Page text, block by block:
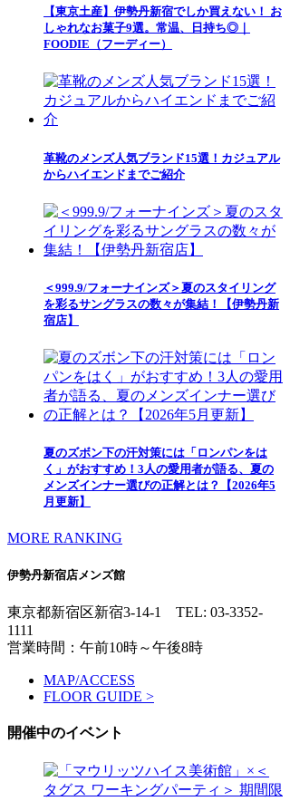
【東京土産】伊勢丹新宿でしか買えない！ お
しゃれなお菓子9選。常温、日持ち◎｜
FOODIE（フーディー）
革靴のメンズ人気ブランド15選！カジュアル
からハイエンドまでご紹介
＜999.9/フォーナインズ＞夏のスタイリング
を彩るサングラスの数々が集結！【伊勢丹新
宿店】
夏のズボン下の汗対策には「ロンパンをは
く」がおすすめ！3人の愛用者が語る、夏の
メンズインナー選びの正解とは？【2026年5
月更新】
MORE RANKING
伊勢丹新宿店メンズ館
東京都新宿区新宿3-14-1 TEL: 03-3352-
1111
営業時間：午前10時～午後8時
MAP/ACCESS
FLOOR GUIDE >
開催中のイベント